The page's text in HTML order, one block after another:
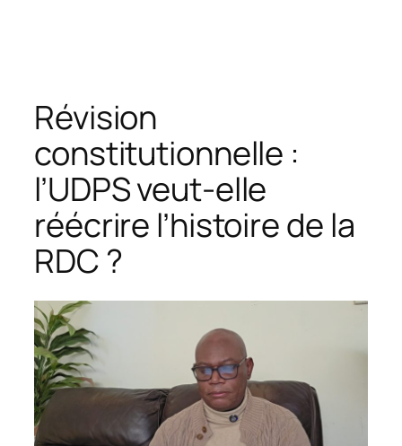
Révision
constitutionnelle :
l’UDPS veut-elle
réécrire l’histoire de la
RDC ?